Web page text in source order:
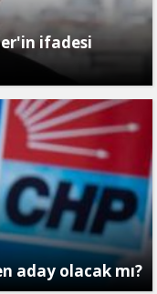
ifadesi
aday olacak mı?